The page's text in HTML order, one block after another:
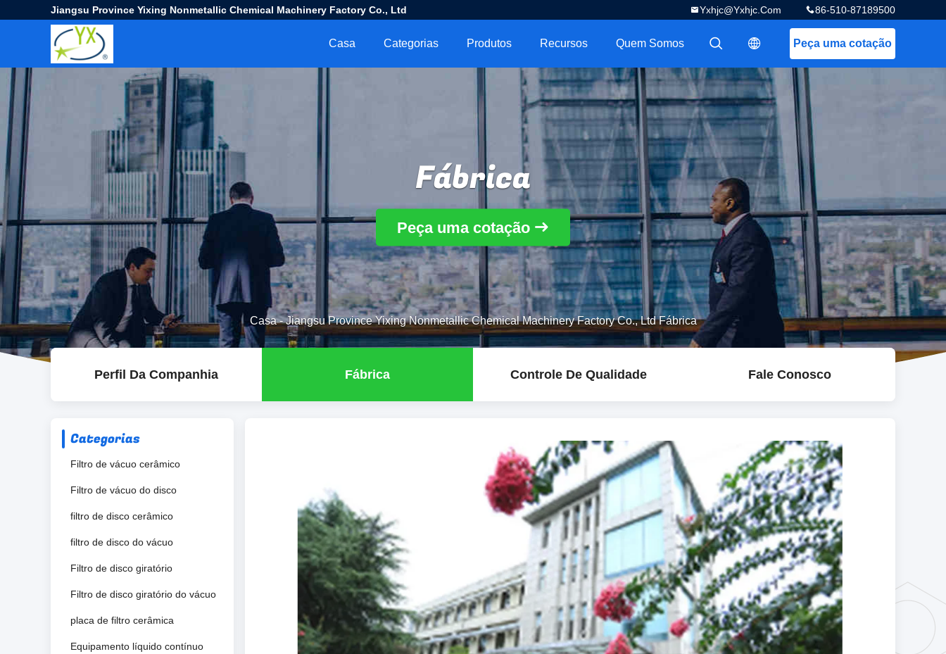
Jiangsu Province Yixing Nonmetallic Chemical Machinery Factory Co., Ltd 86-510-87189500
Yxhjc@yxhjc.com
Peça uma cotação
描述
描述
Casa Categorias Produtos Recursos Quem Somos
Fábrica
Peça uma cotação
Casa-Jiangsu Province Yixing Nonmetallic Chemical Machinery Factory Co., Ltd Fábrica
Perfil Da Companhia Fábrica Controle De Qualidade Fale Conosco
Categorias
Filtro de vácuo cerâmico
Filtro de vácuo do disco
filtro de disco cerâmico
filtro de disco do vácuo
Filtro de disco giratório
Filtro de disco giratório do vácuo
placa de filtro cerâmica
Equipamento líquido contínuo